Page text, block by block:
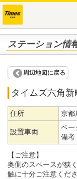
ステーション情
周辺地図に戻る
タイムズ六角新
住所 京都
設置車両
ベー
備考
【ご注意】
奥側のスペースが狭
触に十分ご注意くださ